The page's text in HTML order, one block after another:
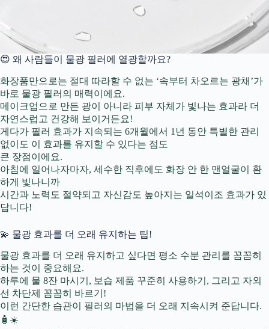
😍 왜 사람들이 물광 필러에 열광할까요?
화장품만으로는 절대 따라할 수 없는 ‘속부터 차오르는 광채’가
바로 물광 필러의 매력이에요.
메이크업으로 만든 광이 아니라 피부 자체가 빛나는 효과라 더
자연스럽고 건강해 보이거든요!
게다가 필러 효과가 지속되는 6개월에서 1년 동안 특별한 관리
없이도 이 효과를 유지할 수 있다는 점도
큰 장점이에요.
아침에 일어나자마자, 세수한 직후에도 화장 안 한 맨얼굴이 환
하게 빛나니까
시간과 노력도 절약되고 자신감도 높아지는 일석이조 효과가 있
답니다!
💫 물광 효과를 더 오래 유지하는 팁!
물광 효과를 더 오래 유지하고 싶다면 평소 수분 관리를 꼼꼼히
하는 것이 중요해요.
하루에 물 8잔 마시기, 보습 제품 꾸준히 사용하기, 그리고 자외
선 차단제 꼼꼼히 바르기!
이런 간단한 습관이 필러의 마법을 더 오래 지속시켜 준답니다.
🧴☀️